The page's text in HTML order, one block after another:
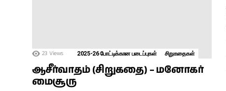
23 Views 2025-26 போட்டிக்கான படைப்புகள் சிறுகதைகள்
ஆசீர்வாதம் (சிறுகதை) – மனோகர்
மைசூரு